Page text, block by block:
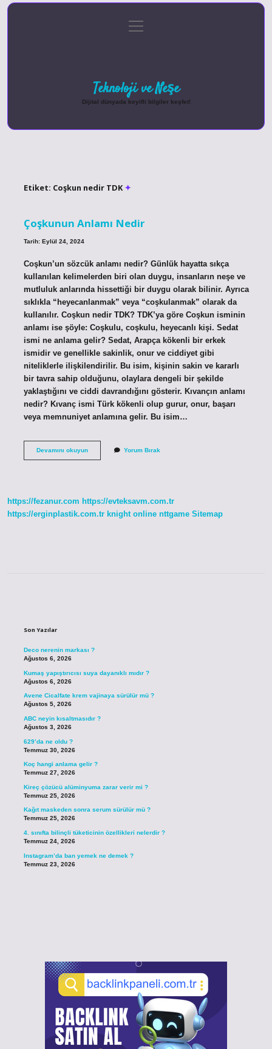
Gizlilik Politikası
menüyü
aç
Teknoloji ve Neşe
Dijital dünyada keyifli bilgiler keşfet!
Etiket: Coşkun nedir TDK
Çoşkunun Anlamı Nedir
Tarih: Eylül 24, 2024
Coşkun’un sözcük anlamı nedir? Günlük hayatta sıkça
kullanılan kelimelerden biri olan duygu, insanların neşe ve
mutluluk anlarında hissettiği bir duygu olarak bilinir. Ayrıca
sıklıkla “heyecanlanmak” veya “coşkulanmak” olarak da
kullanılır. Coşkun nedir TDK? TDK’ya göre Coşkun isminin
anlamı ise şöyle: Coşkulu, coşkulu, heyecanlı kişi. Sedat
ismi ne anlama gelir? Sedat, Arapça kökenli bir erkek
ismidir ve genellikle sakinlik, onur ve ciddiyet gibi
niteliklerle ilişkilendirilir. Bu isim, kişinin sakin ve kararlı
bir tavra sahip olduğunu, olaylara dengeli bir şekilde
yaklaştığını ve ciddi davrandığını gösterir. Kıvançın anlamı
nedir? Kıvanç ismi Türk kökenli olup gurur, onur, başarı
veya memnuniyet anlamına gelir. Bu isim…
Devamını okuyunÇoşkunun
Yorum Bırak
https://fezanur.com https://evteksavm.com.tr
https://erginplastik.com.tr knight online nttgame Sitemap
Son Yazılar
Deco nerenin markası ?
Ağustos 6, 2026
Kumaş yapıştırıcısı suya dayanıklı mıdır ?
Ağustos 6, 2026
Avene Cicalfate krem vajinaya sürülür mü ?
Ağustos 5, 2026
ABC neyin kısaltmasıdır ?
Ağustos 3, 2026
629’da ne oldu ?
Temmuz 30, 2026
Koç hangi anlama gelir ?
Temmuz 27, 2026
Kireç çözücü alüminyuma zarar verir mi ?
Temmuz 25, 2026
Kağıt maskeden sonra serum sürülür mü ?
Temmuz 25, 2026
4. sınıfta bilinçli tüketicinin özellikleri nelerdir ?
Temmuz 24, 2026
Instagram’da ban yemek ne demek ?
Temmuz 23, 2026